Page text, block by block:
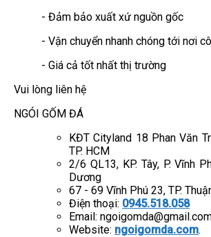
- Đảm bảo xuất xứ nguồn gốc
- Vận chuyển nhanh chóng tới nơi
- Giá cả tốt nhất thị trường
Vui lòng liên hệ
NGÓI GỐM ĐÁ
KĐT Cityland 18 Phan Văn
TP. HCM
2/6 QL13, KP. Tây, P. Vĩnh
Dương
67 - 69 Vĩnh Phú 23, TP.
Điện thoại: 0945.518.058
Email:
Website: ngoigomda.com.